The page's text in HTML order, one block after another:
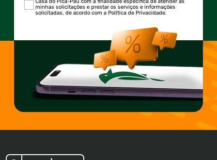
Casa do Pica-Pau com a finalidade específica de atender às
minhas solicitações e prestar os serviços e informações
solicitadas, de acordo com a Política de Privacidade.